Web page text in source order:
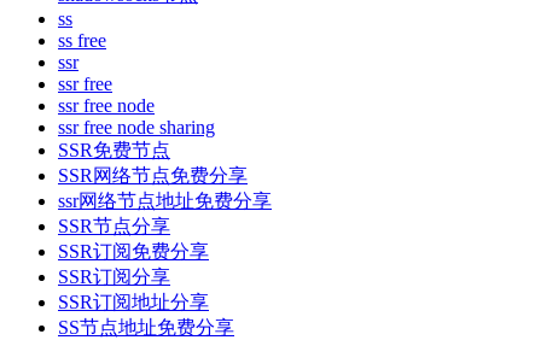
ss
ss free
ssr
ssr free
ssr free node
ssr free node sharing
SSR免费节点
SSR网络节点免费分享
ssr网络节点地址免费分享
SSR节点分享
SSR订阅免费分享
SSR订阅分享
SSR订阅地址分享
SS节点地址免费分享